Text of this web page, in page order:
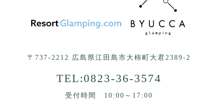
〒737-2212 広島県江田島市大柿町大君2389-2
TEL:0823-36-3574
受付時間 10:00～17:00